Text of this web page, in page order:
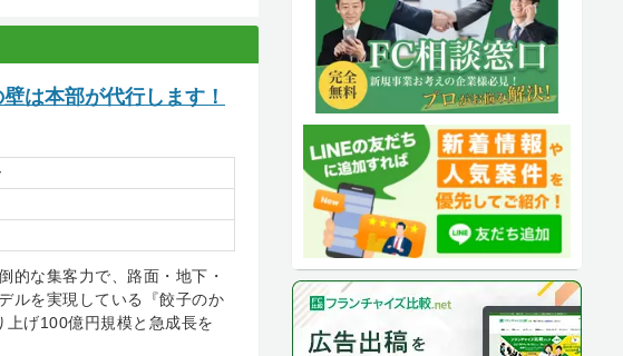
は本部が代行します！
的な集客力で、路面・地下・
ルを実現している『餃子のか
上げ100億円規模と急成長を